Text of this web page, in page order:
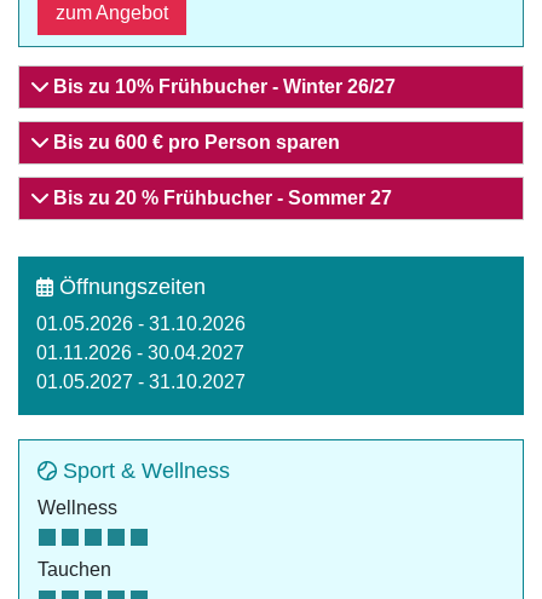
zum Angebot
Bis zu 10% Frühbucher - Winter 26/27
Bis zu 600 € pro Person sparen
Bis zu 20 % Frühbucher - Sommer 27
Öffnungszeiten
01.05.2026 - 31.10.2026
01.11.2026 - 30.04.2027
01.05.2027 - 31.10.2027
Sport & Wellness
Wellness
Tauchen